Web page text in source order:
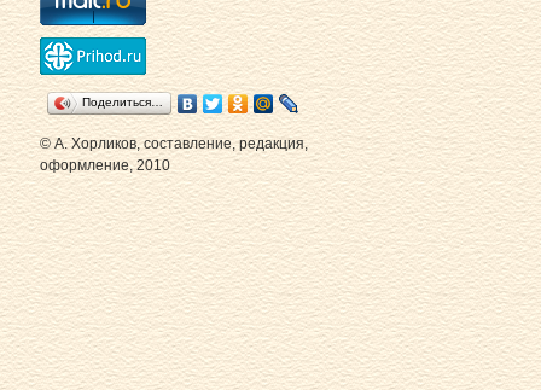
Поделиться…
© А. Хорликов, составление, редакция,
оформление, 2010